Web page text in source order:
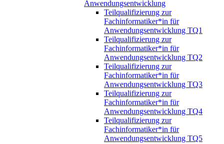
Anwendungsentwicklung
Teilqualifizierung zur
Fachinformatiker*in für
Anwendungsentwicklung TQ1
Teilqualifizierung zur
Fachinformatiker*in für
Anwendungsentwicklung TQ2
Teilqualifizierung zur
Fachinformatiker*in für
Anwendungsentwicklung TQ3
Teilqualifizierung zur
Fachinformatiker*in für
Anwendungsentwicklung TQ4
Teilqualifizierung zur
Fachinformatiker*in für
Anwendungsentwicklung TQ5